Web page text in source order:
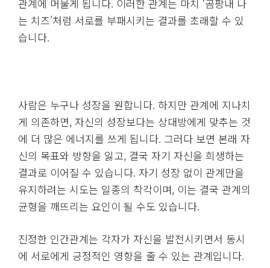
관계에 머물게 됩니다. 이러한 관계는 마치 ‘곰팡내 나
는 치즈’처럼 서로를 부패시키는 결과를 초래할 수 있
습니다.